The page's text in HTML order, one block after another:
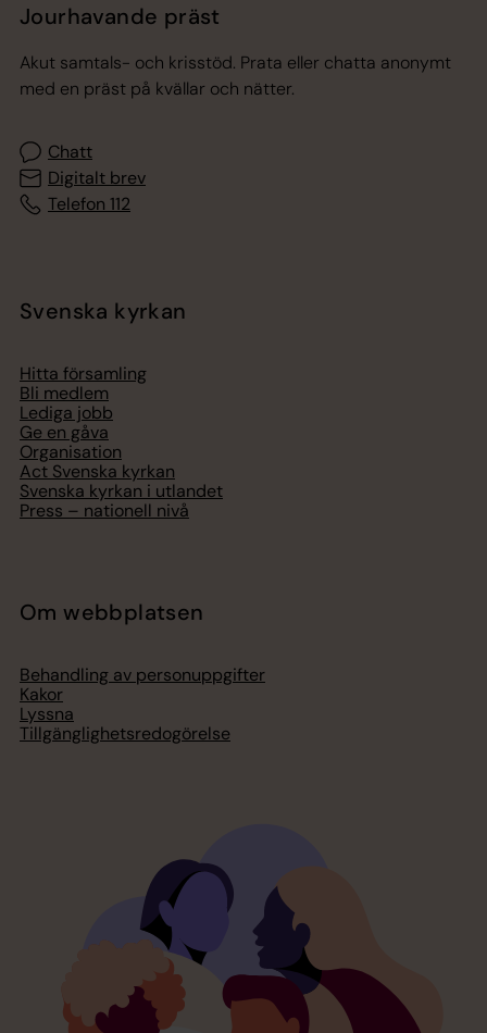
Jourhavande präst
Akut samtals- och krisstöd. Prata eller chatta anonymt
med en präst på kvällar och nätter.
Chatt
Digitalt brev
Telefon 112
Svenska kyrkan
Hitta församling
Bli medlem
Lediga jobb
Ge en gåva
Organisation
Act Svenska kyrkan
Svenska kyrkan i utlandet
Press – nationell nivå
Om webbplatsen
Behandling av personuppgifter
Kakor
Lyssna
Tillgänglighetsredogörelse